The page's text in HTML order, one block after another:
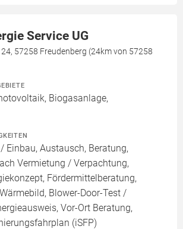
Service UG
57258 Freudenberg (24km von 57258
Biogasanlage,
Einbau, Austausch, Beratung,
Vermietung / Verpachtung,
Fördermittelberatung,
Blower-Door-Test /
Vor-Ort Beratung,
(iSFP)